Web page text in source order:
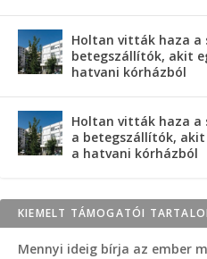
Holtan vitták haza a
betegszállítók, akit
hatvani kórházból
Holtan vitták haza a
a betegszállítók,
a hatvani kórházból
KIEMELT TÁMOGATÓI
Mennyi ideig bírja az ember